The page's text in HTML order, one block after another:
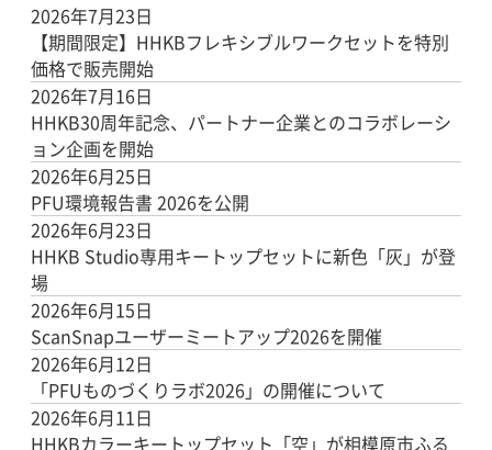
2026年7月23日
【期間限定】HHKBフレキシブルワークセットを特別
価格で販売開始
2026年7月16日
HHKB30周年記念、パートナー企業とのコラボレーシ
ョン企画を開始
2026年6月25日
PFU環境報告書 2026を公開
2026年6月23日
HHKB Studio専用キートップセットに新色「灰」が登
場
2026年6月15日
ScanSnapユーザーミートアップ2026を開催
2026年6月12日
「PFUものづくりラボ2026」の開催について
2026年6月11日
HHKBカラーキートップセット「空」が相模原市ふる